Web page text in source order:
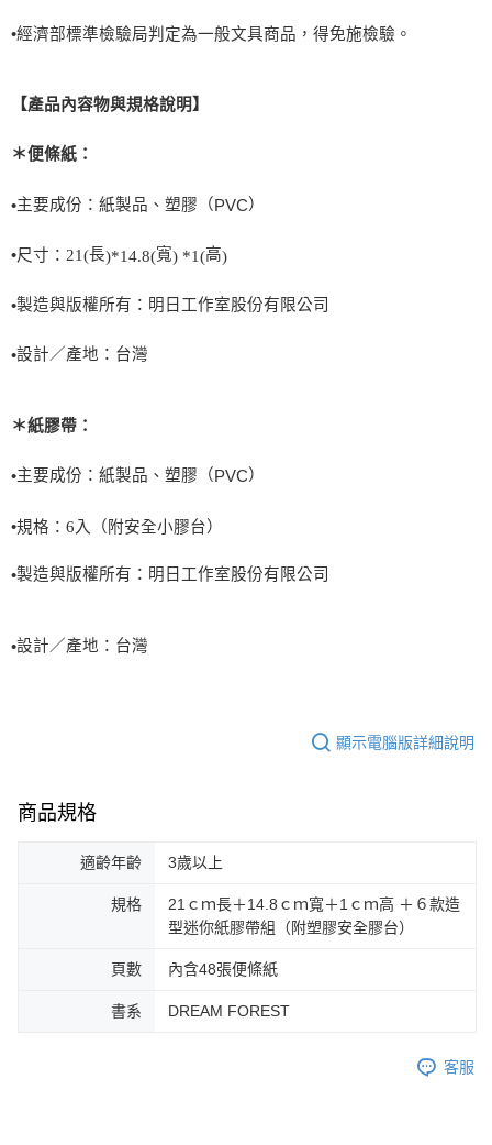
•經濟部標準檢驗局判定為一般文具商品，得免施檢驗。
【產品內容物與規格說明】
＊便條紙：
•主要成份：紙製品、塑膠（ PVC）
•尺寸： 21(長)*14.8(寬) *1(高)
•製造與版權所有：明日工作室股份有限公司
•設計／產地：台灣
＊紙膠帶：
•主要成份：紙製品、塑膠（PVC）
•規格： 6 入（附安全小膠台）
•製造與版權所有：明日工作室股份有限公司
•設計／產地：台灣
顯示電腦版詳細說明
商品規格
適齡年齡 3歲以上
規格
21ｃｍ長＋14.8ｃｍ寬＋1ｃｍ高 ＋６款造
型迷你紙膠帶組（附塑膠安全膠台）
頁數 內含48張便條紙
書系 DREAM FOREST
客服